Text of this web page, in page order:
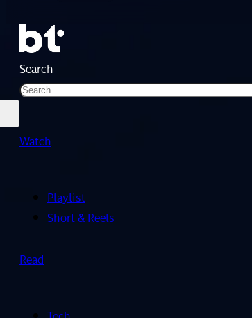
Search
Watch
Playlist
Short & Reels
Read